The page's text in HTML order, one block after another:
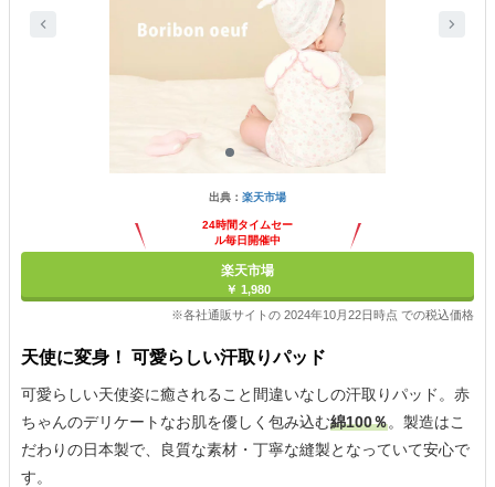
出典： 楽天市場
24時間タイムセー
ル毎日開催中
楽天市場
￥ 1,980
※各社通販サイトの 2024年10月22日時点 での税込価格
天使に変身！ 可愛らしい汗取りパッド
可愛らしい天使姿に癒されること間違いなしの汗取りパッド。赤
ちゃんのデリケートなお肌を優しく包み込む綿100％。製造はこ
だわりの日本製で、良質な素材・丁寧な縫製となっていて安心で
す。